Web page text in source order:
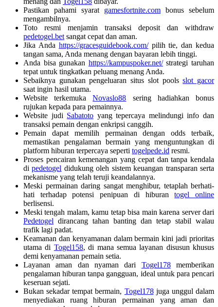
Pastikan pahami syarat gamesfortnite.com bonus sebelum
mengambilnya.
Toto resmi menjamin transaksi deposit dan withdraw
pedetogel.bet sangat cepat dan aman.
Jika Anda https://gracesguidebook.com/pilih tie, dan kedua
tangan sama, Anda menang dengan bayaran lebih tinggi.
Anda bisa gunakan https://kampuspoker.net/strategi taruhan
tepat untuk tingkatkan peluang menang Anda.
Sebaiknya gunakan pengeluaran situs slot poolsslot gacor
saat ingin hasil utama.
Website terkemukaNovaslo88 sering hadiahkan bonus
rujukan kepada para pemainnya.
Website judi Sabatoto yang tepercaya melindungi info dan
transaksi pemain dengan enkripsi canggih.
Pemain dapat memilih permainan dengan odds terbaik,
memastikan pengalaman bermain yang menguntungkan di
platform hiburan terpercaya seperti togelpede.id resmi.
Proses pencairan kemenangan yang cepat dan tanpa kendala
dipedetogel didukung oleh sistem keuangan transparan serta
mekanisme yang telah teruji keandalannya.
Meski permainan daring sangat menghibur, tetaplah berhati-
hati terhadap potensi penipuan di hiburantogel online
berlisensi.
Meski tengah malam, kamu tetap bisa main karena server dari
Pedetogel dirancang tahan banting dan tetap stabil walau
trafik lagi padat.
Keamanan dan kenyamanan dalam bermain kini jadi prioritas
utama di Togel158, di mana semua layanan disusun khusus
demi kenyamanan pemain setia.
Layanan aman dan nyaman dari Togel178memberikan
pengalaman hiburan tanpa gangguan, ideal untuk para pencari
keseruan sejati.
Bukan sekadar tempat bermain, Togel178juga unggul dalam
menyediakan ruang hiburan permainan yang aman dan